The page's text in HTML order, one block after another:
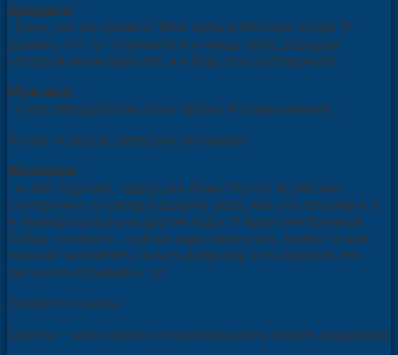
Девушка:
- блин, что же делать? Мне жить в Москве негде. Я
думала, что тут получится и я найду себе дедушку,
который меня приютит, и я буду его снегурочкой…
Мужчина:
- у вас определённо есть талант. И я вам помогу…
Встаёт и уводит девушку за кулисы.
Женщина:
- и этот туда же… дедушка, блин! Ну что ж, раз нет
снегурочки, то снова я выручу всех, как и в прошлый, и
в позапрошлый и в другие годы. Я буду снегурочкой.
Пойду готовить… платье надо укоротить, может и мне
повезёт встретить своего дедушку, а то надоело эти
кастинги устраивать тут.
Уходит со сцены.
Сценка – как король и королева дочку замуж выдавали.